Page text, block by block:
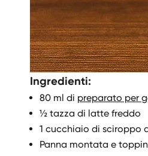
Ingredienti:
80 ml di preparato per
½ tazza di latte freddo
1 cucchiaio di sciroppo
Panna montata e